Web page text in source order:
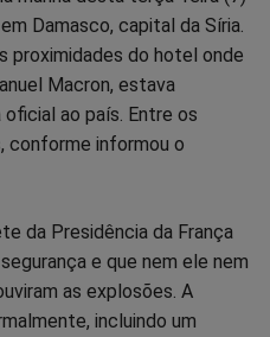
no
Messenger
no
Telegram
no
Gettr
Damasco, capital da Síria.
proximidades do hotel onde
Macron, estava
ao país. Entre os
conforme informou o
da Presidência da França
e que nem ele nem
as explosões. A
incluindo um